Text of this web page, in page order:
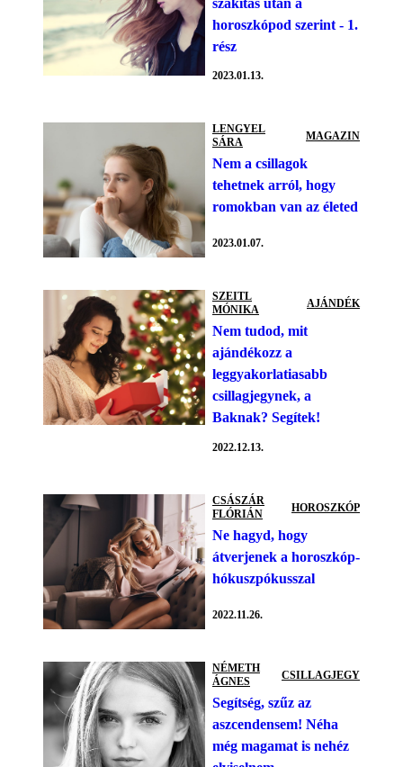
szakítás után a
horoszkópod szerint - 1.
rész
2023.01.13.
LENGYEL
SÁRA
MAGAZIN
Nem a csillagok
tehetnek arról, hogy
romokban van az életed
2023.01.07.
SZEITL
MÓNIKA
AJÁNDÉK
Nem tudod, mit
ajándékozz a
leggyakorlatiasabb
csillagjegynek, a
Baknak? Segítek!
2022.12.13.
CSÁSZÁR
FLÓRIÁN
HOROSZKÓP
Ne hagyd, hogy
átverjenek a horoszkóp-
hókuszpókusszal
2022.11.26.
NÉMETH
ÁGNES
CSILLAGJEGY
Segítség, szűz az
aszcendensem! Néha
még magamat is nehéz